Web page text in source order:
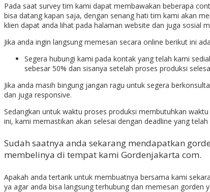
Pada saat survey tim kami dapat membawakan beberapa
bisa datang kapan saja, dengan senang hati tim kami akan
klien dapat anda lihat pada halaman website dan juga sosial
Jika anda ingin langsung memesan secara online berikut ini
Segera hubungi kami pada kontak yang telah kami
sebesar 50% dan sisanya setelah proses produksi
Jika anda masih bingung jangan ragu untuk segera
dan juga responsive.
Sedangkan untuk waktu proses produksi membutuhkan
ini, kami memastikan akan selesai dengan deadline yang
Sudah saatnya anda sekarang mendapatkan
membelinya di tempat kami Gordenjakarta com.
Apakah anda tertarik untuk membuatnya bersama kami
ya agar anda bisa langsung terhubung dan memesan gorden